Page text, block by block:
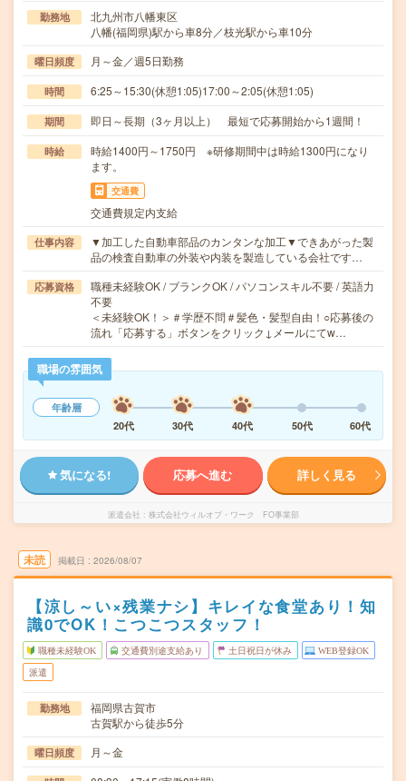
勤務地
北九州市八幡東区
八幡(福岡県)駅から車8分／枝光駅から車10分
曜日頻度 月～金／週5日勤務
時間 6:25～15:30(休憩1:05)17:00～2:05(休憩1:05)
期間 即日～長期（3ヶ月以上） 最短で応募開始から1週間！
時給
時給1400円～1750円 ※研修期間中は時給1300円になり
ます。
交通費
交通費規定内支給
仕事内容
▼加工した自動車部品のカンタンな加工▼できあがった製
品の検査自動車の外装や内装を製造している会社です…
応募資格
職種未経験OK / ブランクOK / パソコンスキル不要 / 英語力
不要
＜未経験OK！＞＃学歴不問＃髪色・髪型自由！○応募後の
流れ「応募する」ボタンをクリック↓メールにてw…
職場の雰囲気
年齢層
20代
30代 40代 50代 60代
気になる! 応募へ進む 詳しく見る
派遣会社 株式会社ウィルオブ・ワーク FO事業部
未読 掲載日 2026/08/07
【涼し～い×残業ナシ】キレイな食堂あり！知
識0でOK！こつこつスタッフ！
職種未経験OK 交通費別途支給あり 土日祝日が休み WEB登録OK
派遣
勤務地
福岡県古賀市
古賀駅から徒歩5分
曜日頻度 月～金